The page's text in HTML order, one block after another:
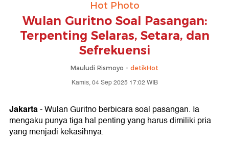
Hot Photo
Wulan Guritno Soal Pasangan:
Terpenting Selaras, Setara, dan
Sefrekuensi
Mauludi Rismoyo - detikHot
Kamis, 04 Sep 2025 17:02 WIB
Jakarta- Wulan Guritno berbicara soal pasangan. Ia
mengaku punya tiga hal penting yang harus dimiliki pria
yang menjadi kekasihnya.